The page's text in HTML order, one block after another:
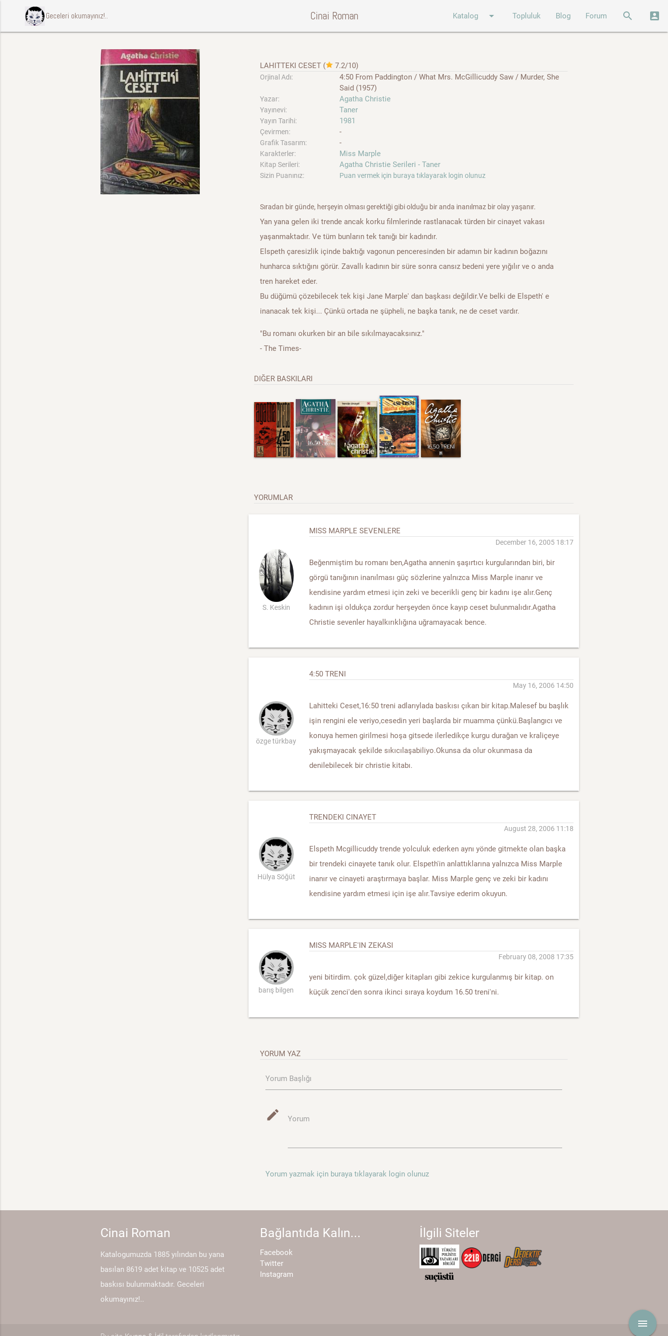
ccccci Geceleri okumayınız!.. Cinai Roman Katalog arrow_drop_down Topluluk Blog Forum search account_box
menu
LAHITTEKI CESET ( 7.2/10)
Orjinal Adı:
4:50 From Paddington / What Mrs. McGillicuddy Saw / Murder, She
Said (1957)
Yazar: Agatha Christie
Yayınevi: Taner
Yayın Tarihi: 1981
Çevirmen: -
Grafik Tasarım: -
Karakterler: Miss Marple
Kitap Serileri: Agatha Christie Serileri - Taner
Sizin Puanınız: Puan vermek için buraya tıklayarak login olunuz
Sıradan bir günde, herşeyin olması gerektiği gibi olduğu bir anda inanılmaz bir olay yaşanır.
Yan yana gelen iki trende ancak korku filmlerinde rastlanacak türden bir cinayet vakası
yaşanmaktadır. Ve tüm bunların tek tanığı bir kadındır.
Elspeth çaresizlik içinde baktığı vagonun penceresinden bir adamın bir kadının boğazını
hunharca sıktığını görür. Zavallı kadının bir süre sonra cansız bedeni yere yığılır ve o anda
tren hareket eder.
Bu düğümü çözebilecek tek kişi Jane Marple' dan başkası değildir.Ve belki de Elspeth' e
inanacak tek kişi... Çünkü ortada ne şüpheli, ne başka tanık, ne de ceset vardır.
"Bu romanı okurken bir an bile sıkılmayacaksınız."
- The Times-
DIĞER BASKILARI
YORUMLAR
S. Keskin
MISS MARPLE SEVENLERE
December 16, 2005 18:17
Beğenmiştim bu romanı ben,Agatha annenin şaşırtıcı kurgularından biri, bir
görgü tanığının inanılması güç sözlerine yalnızca Miss Marple inanır ve
kendisine yardım etmesi için zeki ve becerikli genç bir kadını işe alır.Genç
kadının işi oldukça zordur herşeyden önce kayıp ceset bulunmalıdır.Agatha
Christie sevenler hayalkırıklığına uğramayacak bence.
özge türkbay
4:50 TRENI
May 16, 2006 14:50
Lahitteki Ceset,16:50 treni adlarıylada baskısı çıkan bir kitap.Malesef bu başlık
işin rengini ele veriyo,cesedin yeri başlarda bir muamma çünkü.Başlangıcı ve
konuya hemen girilmesi hoşa gitsede ilerledikçe kurgu durağan ve kraliçeye
yakışmayacak şekilde sıkıcılaşabiliyo.Okunsa da olur okunmasa da
denilebilecek bir christie kitabı.
Hülya Söğüt
TRENDEKI CINAYET
August 28, 2006 11:18
Elspeth Mcgillicuddy trende yolculuk ederken aynı yönde gitmekte olan başka
bir trendeki cinayete tanık olur. Elspeth'in anlattıklarına yalnızca Miss Marple
inanır ve cinayeti araştırmaya başlar. Miss Marple genç ve zeki bir kadını
kendisine yardım etmesi için işe alır.Tavsiye ederim okuyun.
barış bilgen
MISS MARPLE'IN ZEKASI
February 08, 2008 17:35
yeni bitirdim. çok güzel,diğer kitapları gibi zekice kurgulanmış bir kitap. on
küçük zenci'den sonra ikinci sıraya koydum 16.50 treni'ni.
YORUM YAZ
Yorum Başlığı
mode_edit Yorum
Yorum yazmak için buraya tıklayarak login olunuz
Cinai Roman
Katalogumuzda 1885 yılından bu yana
basılan 8619 adet kitap ve 10525 adet
baskısı bulunmaktadır. Geceleri
okumayınız!..
Bağlantıda Kalın...
Facebook
Twitter
Instagram
İlgili Siteler